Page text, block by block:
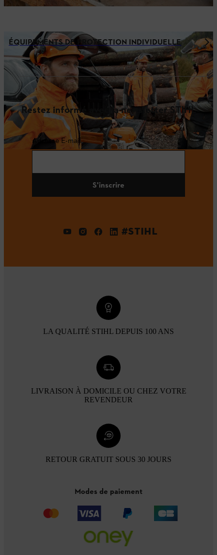
ÉQUIPEMENTS DE PROTECTION INDIVIDUELLE
Restez informé avec la newsletter STIHL
Adresse E-mail
S'inscrire
#STIHL
LA QUALITÉ STIHL DEPUIS 100 ANS
LIVRAISON À DOMICILE OU CHEZ VOTRE
REVENDEUR
RETOUR GRATUIT SOUS 30 JOURS
Modes de paiement